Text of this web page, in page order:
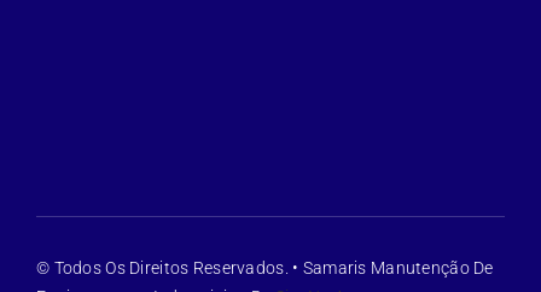
© Todos Os Direitos Reservados. • Samaris Manutenção De